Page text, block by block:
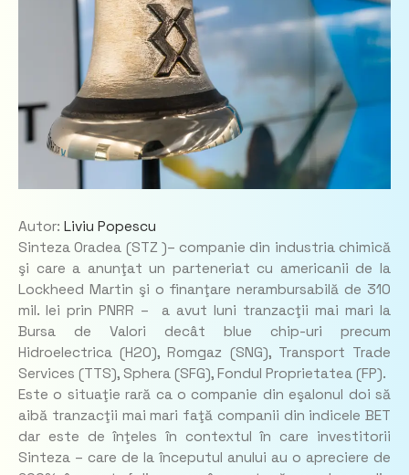
Autor: Liviu Popescu
Sinteza Oradea (STZ )– companie din industria chimică
şi care a anunţat un parteneriat cu americanii de la
Lockheed Martin şi o finanţare nerambursabilă de 310
mil. lei prin PNRR – a avut luni tranzacţii mai mari la
Bursa de Valori decât blue chip-uri precum
Hidroelectrica (H2O), Romgaz (SNG), Transport Trade
Services (TTS), Sphera (SFG), Fondul Proprietatea (FP).
Este o situaţie rară ca o companie din eşalonul doi să
aibă tranzacţii mai mari faţă companii din indicele BET
dar este de înţeles în contextul în care investitorii
Sinteza – care de la începutul anului au o apreciere de